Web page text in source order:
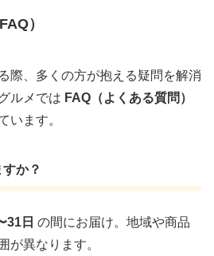
）
際、多くの方が抱える疑問を解消
ルメでは FAQ（よくある質問）
います。
すか？
31日 の間にお届け。地域や商品
が異なります。